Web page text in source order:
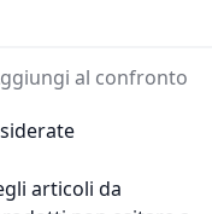
al confronto
articoli da